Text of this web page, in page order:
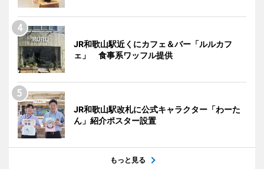
JR和歌山駅近くにカフェ＆バー「ルルカフ
ェ」 食事系ワッフル提供
JR和歌山駅改札に公式キャラクター「わーた
ん」紹介ポスター設置
もっと見る